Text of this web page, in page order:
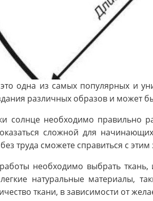
одна из самых популярных и
различных образов и может
солнце необходимо правильно
сложной для
труда сможете справиться с
необходимо выбрать
натуральные материалы,
ткани, в зависимости от